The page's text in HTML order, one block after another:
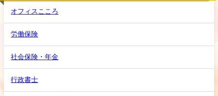
オフィスこころ
労働保険
社会保険・年金
行政書士